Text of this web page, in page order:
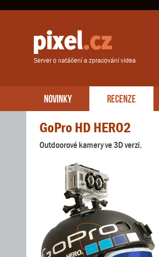
Server o natáčení a zpracování videa
NOVINKY RECENZE
GoPro HD HERO2
Outdoorové kamery ve 3D verzi.